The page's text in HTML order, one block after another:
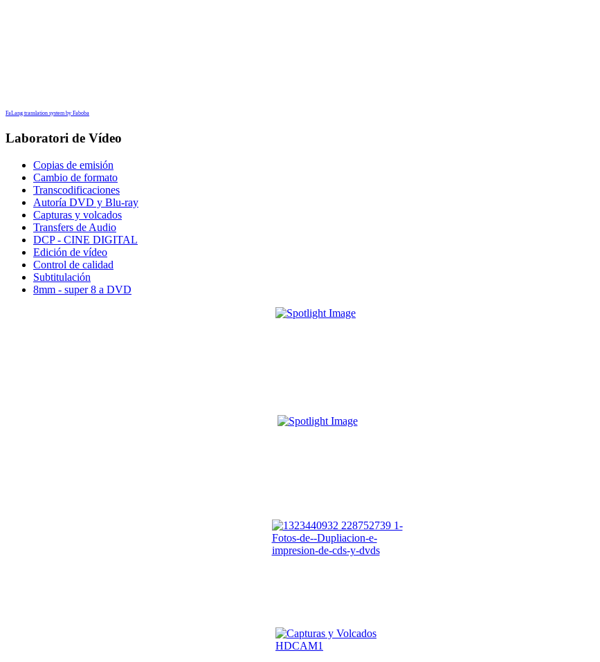
FaLang translation system by Faboba
Laboratori de Vídeo
Copias de emisión
Cambio de formato
Transcodificaciones
Autoría DVD y Blu-ray
Capturas y volcados
Transfers de Audio
DCP - CINE DIGITAL
Edición de vídeo
Control de calidad
Subtitulación
8mm - super 8 a DVD